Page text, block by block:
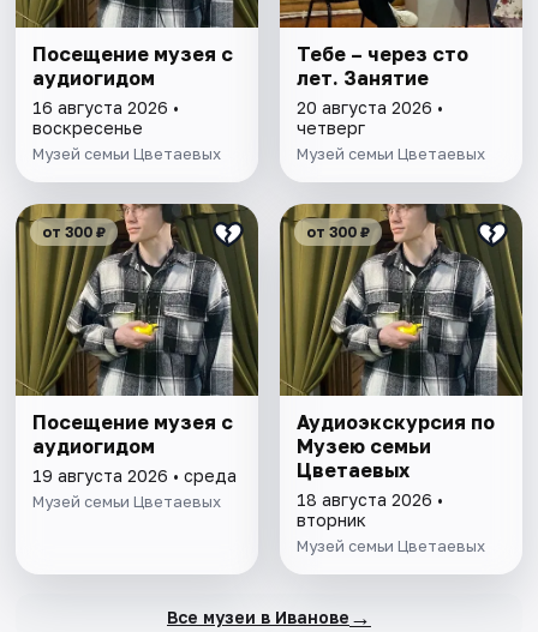
Посещение музея с
аудиогидом
16 августа 2026 •
воскресенье
Музей семьи Цветаевых
Тебе – через сто
лет. Занятие
20 августа 2026 •
четверг
Музей семьи Цветаевых
от 300 ₽
Посещение музея с
аудиогидом
19 августа 2026 • среда
Музей семьи Цветаевых
от 300 ₽
Аудиоэкскурсия по
Музею семьи
Цветаевых
18 августа 2026 •
вторник
Музей семьи Цветаевых
Все музеи в Иванове →